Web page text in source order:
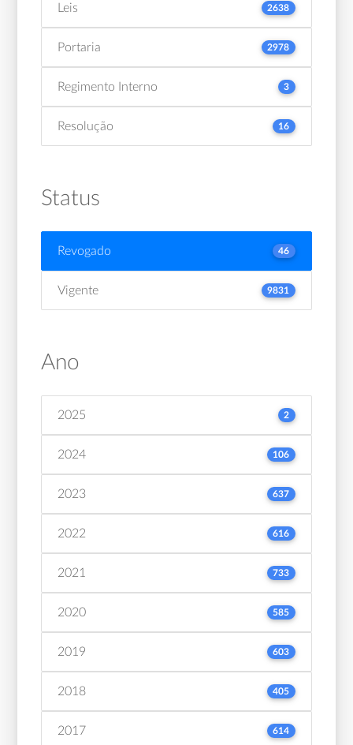
Leis 2638
Portaria 2978
Regimento Interno 3
Resolução 16
Status
Revogado 46
Vigente 9831
Ano
2025 2
2024 106
2023 637
2022 616
2021 733
2020 585
2019 603
2018 405
2017 614